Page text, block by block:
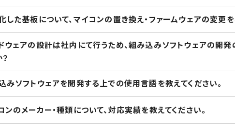
した基板について、マイコンの置き換え・ファームウェアの変更
ウェアの設計は社内にて行うため、組み込みソフトウェアの開
みソフトウェアを開発する上での使用言語を教えてください。
ンのメーカー・種類について、対応実績を教えてください。